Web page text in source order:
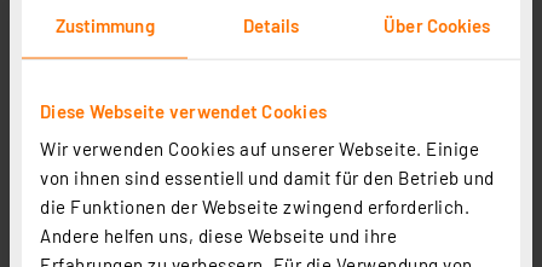
Zustimmung Details Über Cookies
Diese Webseite verwendet Cookies
Wir verwenden Cookies auf unserer Webseite. Einige
von ihnen sind essentiell und damit für den Betrieb und
die Funktionen der Webseite zwingend erforderlich.
Andere helfen uns, diese Webseite und ihre
Informationen zu Versandkosten